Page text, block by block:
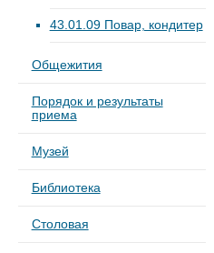
43.01.09 Повар, кондитер
Общежития
Порядок и результаты
приема
Музей
Библиотека
Столовая